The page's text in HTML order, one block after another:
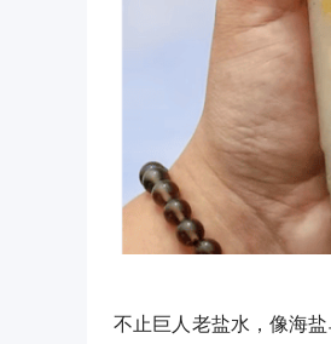
不止巨人老盐水，像海